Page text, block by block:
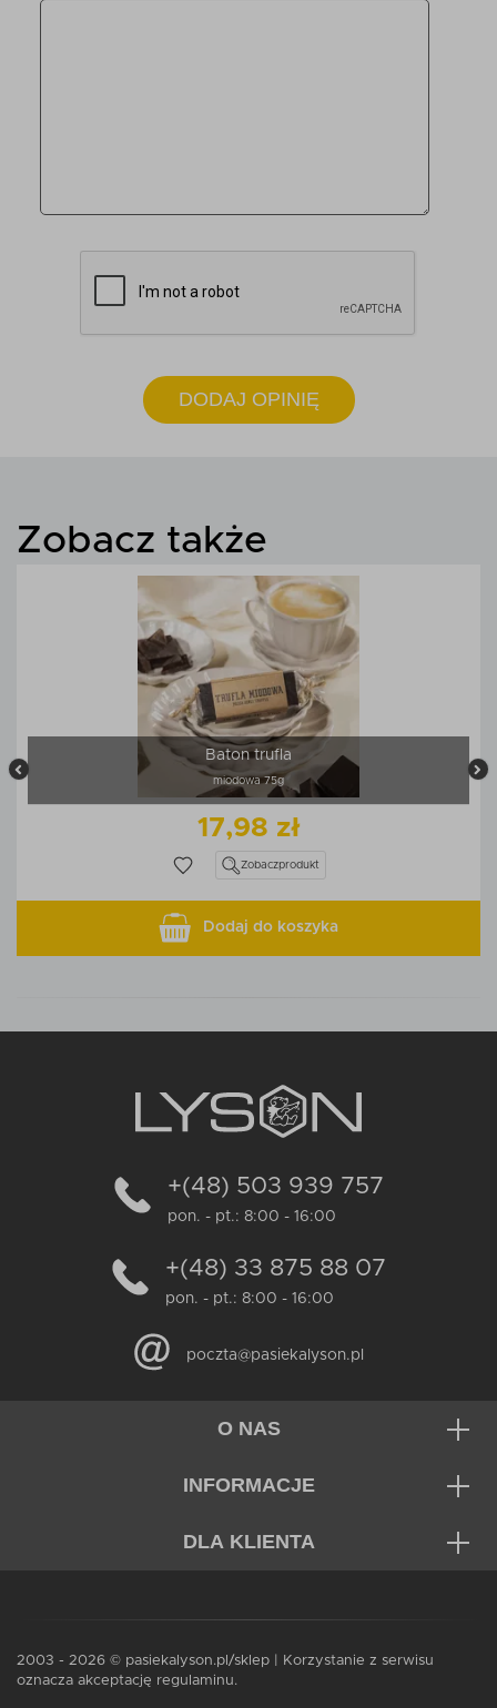
DODAJ OPINIĘ
Zobacz także
Baton trufla
miodowa 75g
17,98 zł
Zobaczprodukt
Dodaj do koszyka
+(48) 503 939 757
pon. - pt.: 8:00 - 16:00
+(48) 33 875 88 07
pon. - pt.: 8:00 - 16:00
poczta@pasiekalyson.pl
O NAS
INFORMACJE
DLA KLIENTA
2003 - 2026 © pasiekalyson.pl/sklep | Korzystanie z serwisu
oznacza akceptację regulaminu.